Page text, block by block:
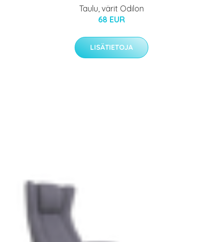
Taulu, värit Odilon
68 EUR
LISÄTIETOJA